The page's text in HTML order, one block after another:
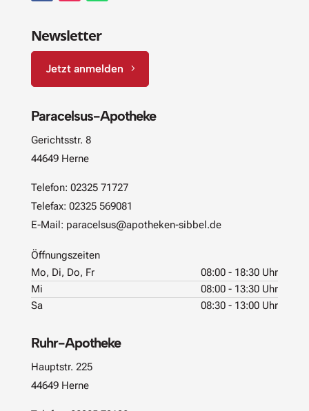
Newsletter
Jetzt anmelden
Paracelsus-Apotheke
Gerichtsstr. 8
44649 Herne
Telefon: 02325 71727
Telefax: 02325 569081
E-Mail: paracelsus@apotheken-sibbel.de
Öffnungszeiten
Mo, Di, Do, Fr
08:00 - 18:30 Uhr
Mi
08:00 - 13:30 Uhr
Sa
08:30 - 13:00 Uhr
Ruhr-Apotheke
Hauptstr. 225
44649 Herne